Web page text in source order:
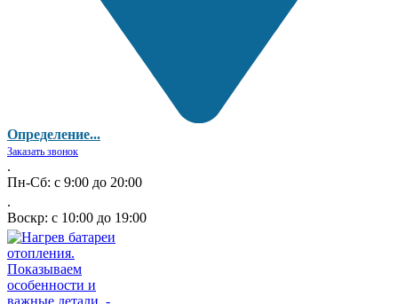
Определение...
Заказать звонок
.
Пн-Сб: с 9:00 до 20:00
.
Воскр: с 10:00 до 19:00